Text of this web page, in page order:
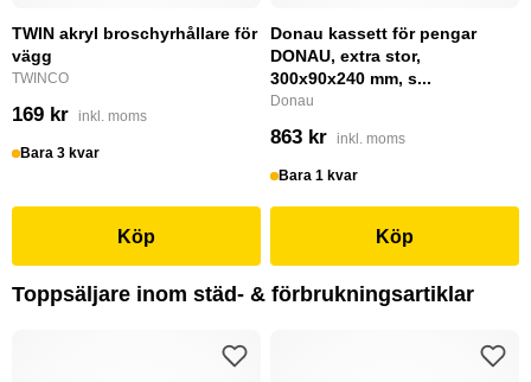
TWIN akryl broschyrhållare för
vägg
TWINCO
169 kr inkl. moms
Bara 3 kvar
Köp
Donau kassett för pengar
DONAU, extra stor,
300x90x240 mm, s...
Donau
863 kr inkl. moms
Bara 1 kvar
Köp
Toppsäljare inom städ- & förbrukningsartiklar